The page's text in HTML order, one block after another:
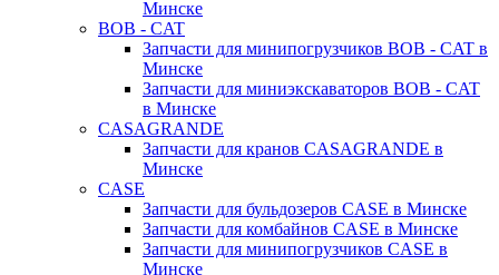
Минске
BOB - CAT
Запчасти для минипогрузчиков BOB - CAT в
Минске
Запчасти для миниэкскаваторов BOB - CAT
в Минске
CASAGRANDE
Запчасти для кранов CASAGRANDE в
Минске
CASE
Запчасти для бульдозеров CASE в Минске
Запчасти для комбайнов CASE в Минске
Запчасти для минипогрузчиков CASE в
Минске